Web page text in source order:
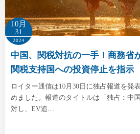
10月
31
2024
中国、関税対抗の一手！商務省
関税支持国への投資停止を指示
ロイター通信は10月30日に独占報道を発
めました。報道のタイトルは「独占：中
対し、EV追…